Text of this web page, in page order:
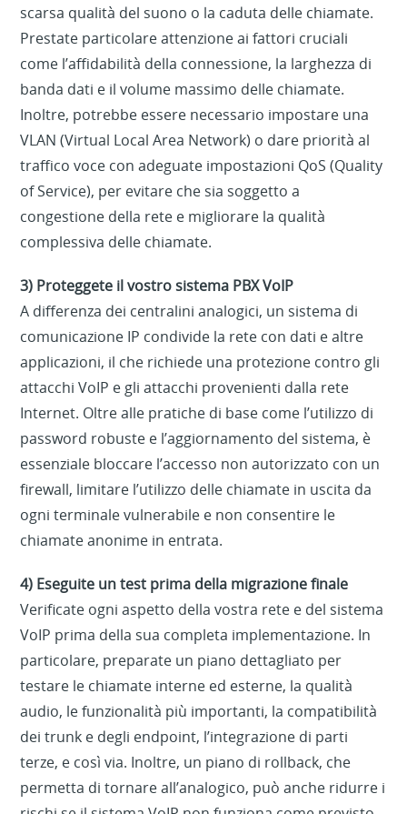
scarsa qualità del suono o la caduta delle chiamate.
Prestate particolare attenzione ai fattori cruciali
come l’affidabilità della connessione, la larghezza di
banda dati e il volume massimo delle chiamate.
Inoltre, potrebbe essere necessario impostare una
VLAN (Virtual Local Area Network) o dare priorità al
traffico voce con adeguate impostazioni QoS (Quality
of Service), per evitare che sia soggetto a
congestione della rete e migliorare la qualità
complessiva delle chiamate.
3) Proteggete il vostro sistema PBX VoIP
A differenza dei centralini analogici, un sistema di
comunicazione IP condivide la rete con dati e altre
applicazioni, il che richiede una protezione contro gli
attacchi VoIP e gli attacchi provenienti dalla rete
Internet. Oltre alle pratiche di base come l’utilizzo di
password robuste e l’aggiornamento del sistema, è
essenziale bloccare l’accesso non autorizzato con un
firewall, limitare l’utilizzo delle chiamate in uscita da
ogni terminale vulnerabile e non consentire le
chiamate anonime in entrata.
4) Eseguite un test prima della migrazione finale
Verificate ogni aspetto della vostra rete e del sistema
VoIP prima della sua completa implementazione. In
particolare, preparate un piano dettagliato per
testare le chiamate interne ed esterne, la qualità
audio, le funzionalità più importanti, la compatibilità
dei trunk e degli endpoint, l’integrazione di parti
terze, e così via. Inoltre, un piano di rollback, che
permetta di tornare all’analogico, può anche ridurre i